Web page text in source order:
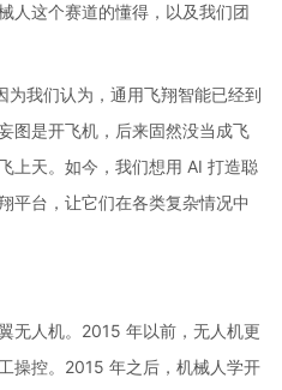
人这个赛道的懂得，以及我们团
为我们认为，通用飞翔智能已经到
图是开飞机，后来固然没当成飞
上天。如今，我们想用 AI 打造聪
平台，让它们在各类复杂情况中
无人机。2015 年以前，无人机更
操控。2015 年之后，机械人学开